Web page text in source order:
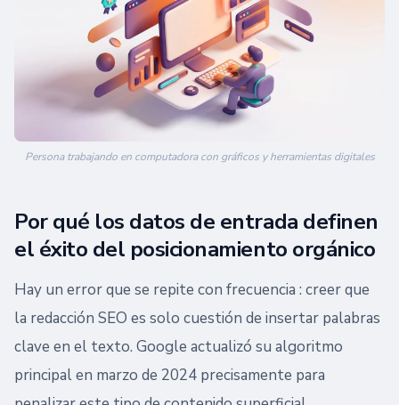
Persona trabajando en computadora con gráficos y herramientas digitales
Por qué los datos de entrada definen
el éxito del posicionamiento orgánico
Hay un error que se repite con frecuencia : creer que
la redacción SEO es solo cuestión de insertar palabras
clave en el texto. Google actualizó su algoritmo
principal en marzo de 2024 precisamente para